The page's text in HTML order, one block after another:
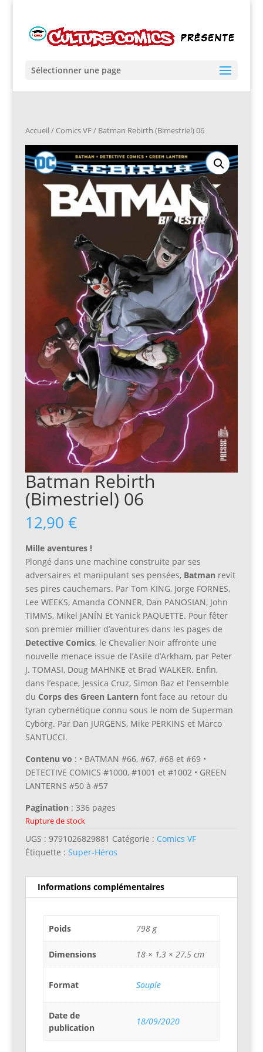
Sélectionner une page
Accueil / Comics VF/ Batman Rebirth (Bimestriel) 06
Batman Rebirth
(Bimestriel) 06
12,90 €
Mille aventures !
Plongé dans une machine construite par ses
adversaires et manipulant ses pensées,Batman revit
ses pires cauchemars. Par Tom KING, Jorge FORNES,
Lee WEEKS, Amanda CONNER, Dan PANOSIAN, John
TIMMS, Mikel JANÍN Et Yanick PAQUETTE. Pour fêter
son premier millier d’aventures dans les pages de
Detective Comics, le Chevalier Noir affronte une
nouvelle menace issue de l’Asile d’Arkham, par Peter
J. TOMASI, Doug MAHNKE et Brad WALKER. Enfin,
dans l’espace, Jessica Cruz, Simon Baz et l’ensemble
du Corps des Green Lantern font face au retour du
tyran cybernétique connu sous le nom de Superman
Cyborg. Par Dan JURGENS, Mike PERKINS et Marco
SANTUCCI.
Contenu vo : • BATMAN #66, #67, #68 et #69 •
DETECTIVE COMICS #1000, #1001 et #1002 • GREEN
LANTERNS #50 à #57
Pagination : 336 pages
Rupture de stock
UGS : 9791026829881 Catégorie : Comics VF
Étiquette : Super-Héros
Informations complémentaires
Poids 798 g
Dimensions 18 × 1,3 × 27,5 cm
Format Souple
Date de
publication
18/09/2020